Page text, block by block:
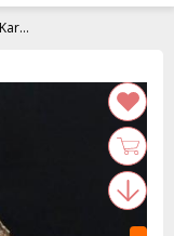
Biberiyeli Karabuğday Ekmeği (800 gr) 240derece